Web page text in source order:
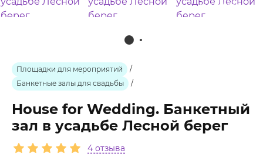
ещё 11 фото
Площадки для мероприятий
/
Банкетные залы для свадьбы
/
House for Wedding. Банкетный
зал в усадьбе Лесной берег
4 отзыва